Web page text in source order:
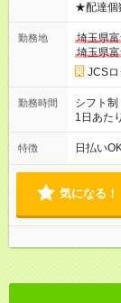
★配達個
ど！ ・主要都市エリア 月収55万円／週5日稼働 月収65万~112
万円／週6日稼働 ・地方郊外エリ
収40万円~50万円
円 (27歳
(日休み) ■月収80万円(43歳男性/墨田区在住)※元営業 1日200個
勤務地
埼玉県
埼玉県
JCS
勤務時間
シフト制
1日あた
働8時間
よって
特徴 日払い
気になる！